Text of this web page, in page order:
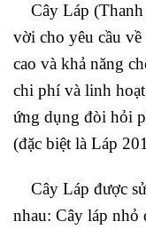
Cây Láp (Thanh
vời cho yêu cầu
cao và khả năng
chi phí và linh
ứng dụng đòi hỏi
(đặc biệt là Láp
Cây Láp được
nhau: Cây láp nhỏ